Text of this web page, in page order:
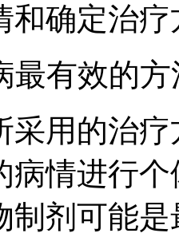
和确定治疗
最有效的
采用的治
病情进行
制剂可能